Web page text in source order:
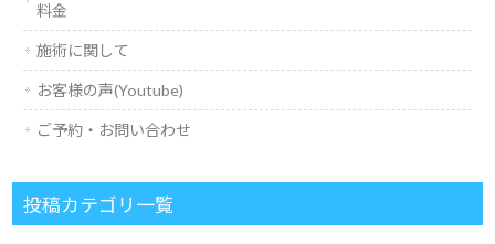
料金
施術に関して
お客様の声(Youtube)
ご予約・お問い合わせ
投稿カテゴリ一覧